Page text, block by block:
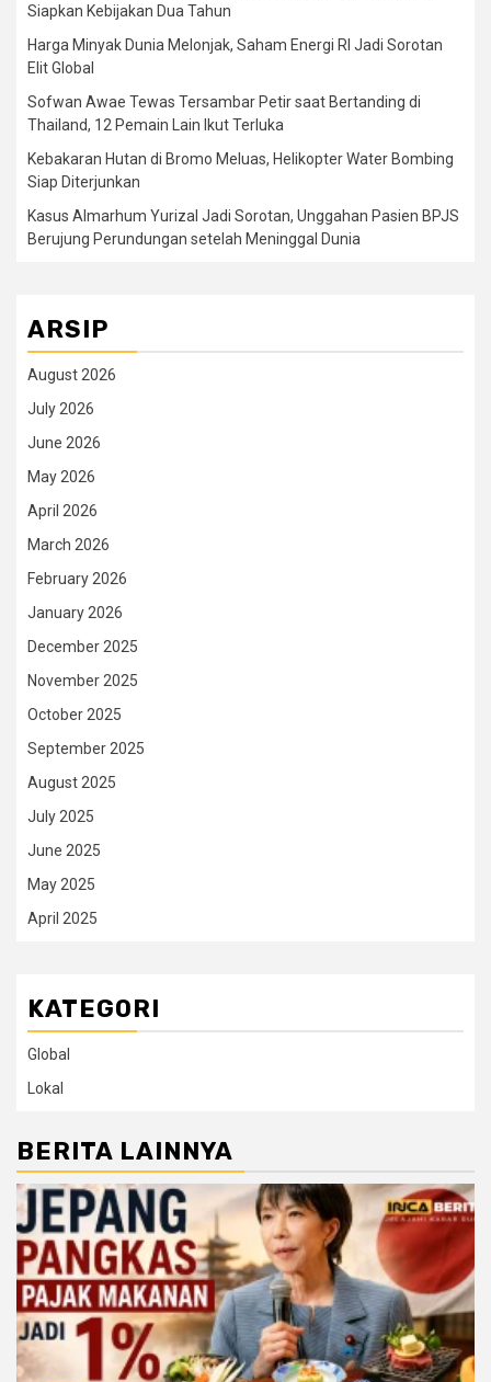
Siapkan Kebijakan Dua Tahun
Harga Minyak Dunia Melonjak, Saham Energi RI Jadi Sorotan
Elit Global
Sofwan Awae Tewas Tersambar Petir saat Bertanding di
Thailand, 12 Pemain Lain Ikut Terluka
Kebakaran Hutan di Bromo Meluas, Helikopter Water Bombing
Siap Diterjunkan
Kasus Almarhum Yurizal Jadi Sorotan, Unggahan Pasien BPJS
Berujung Perundungan setelah Meninggal Dunia
ARSIP
August 2026
July 2026
June 2026
May 2026
April 2026
March 2026
February 2026
January 2026
December 2025
November 2025
October 2025
September 2025
August 2025
July 2025
June 2025
May 2025
April 2025
KATEGORI
Global
Lokal
BERITA LAINNYA